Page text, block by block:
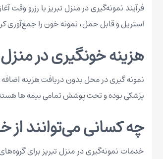
فرآیند نمونه‌گیری در منزل تبریز با رزرو
استریل و قابل حمل، نمونه خون را جمع‌آوری
هزینه خونگیری در
نمونه گیری در محل بدون دریافت هزینه
پزشکی بوده و تحت پوشش تمامی بیمه ها
چه کسانی می‌توانند
خدمات نمونه‌گیری در منزل تبریز برای